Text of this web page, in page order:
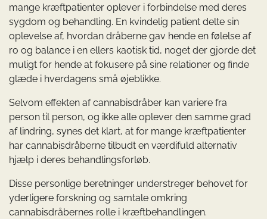
mange kræftpatienter oplever i forbindelse med deres
sygdom og behandling. En kvindelig patient delte sin
oplevelse af, hvordan dråberne gav hende en følelse af
ro og balance i en ellers kaotisk tid, noget der gjorde det
muligt for hende at fokusere på sine relationer og finde
glæde i hverdagens små øjeblikke.
Selvom effekten af cannabisdråber kan variere fra
person til person, og ikke alle oplever den samme grad
af lindring, synes det klart, at for mange kræftpatienter
har cannabisdråberne tilbudt en værdifuld alternativ
hjælp i deres behandlingsforløb.
Disse personlige beretninger understreger behovet for
yderligere forskning og samtale omkring
cannabisdråbernes rolle i kræftbehandlingen.